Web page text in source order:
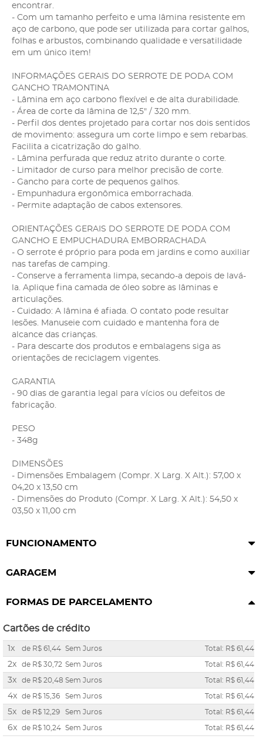
encontrar.
- Com um tamanho perfeito e uma lâmina resistente em
aço de carbono, que pode ser utilizada para cortar galhos,
folhas e arbustos, combinando qualidade e versatilidade
em um único item!
INFORMAÇÕES GERAIS DO SERROTE DE PODA COM
GANCHO TRAMONTINA
- Lâmina em aço carbono flexível e de alta durabilidade.
- Área de corte da lâmina de 12,5" / 320 mm.
- Perfil dos dentes projetado para cortar nos dois sentidos
de movimento: assegura um corte limpo e sem rebarbas.
Facilita a cicatrização do galho.
- Lâmina perfurada que reduz atrito durante o corte.
- Limitador de curso para melhor precisão de corte.
- Gancho para corte de pequenos galhos.
- Empunhadura ergonômica emborrachada.
- Permite adaptação de cabos extensores.
ORIENTAÇÕES GERAIS DO SERROTE DE PODA COM
GANCHO E EMPUCHADURA EMBORRACHADA
- O serrote é próprio para poda em jardins e como auxiliar
nas tarefas de camping.
- Conserve a ferramenta limpa, secando-a depois de lavá-
la. Aplique fina camada de óleo sobre as lâminas e
articulações.
- Cuidado: A lâmina é afiada. O contato pode resultar
lesões. Manuseie com cuidado e mantenha fora de
alcance das crianças.
- Para descarte dos produtos e embalagens siga as
orientações de reciclagem vigentes.
GARANTIA
- 90 dias de garantia legal para vícios ou defeitos de
fabricação.
PESO
- 348g
DIMENSÕES
- Dimensões Embalagem (Compr. X Larg. X Alt.): 57,00 x
04,20 x 13,50 cm
- Dimensões do Produto (Compr. X Larg. X Alt.): 54,50 x
03,50 x 11,00 cm
FUNCIONAMENTO
GARAGEM
FORMAS DE PARCELAMENTO
Cartões de crédito
1x de R$ 61,44 Sem Juros Total: R$ 61,44
2x de R$ 30,72 Sem Juros Total: R$ 61,44
3x de R$ 20,48 Sem Juros Total: R$ 61,44
4x de R$ 15,36 Sem Juros Total: R$ 61,44
5x de R$ 12,29 Sem Juros Total: R$ 61,44
6x de R$ 10,24 Sem Juros Total: R$ 61,44